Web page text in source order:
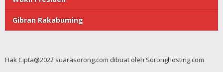
Gibran Rakabuming
Hak Cipta@2022 suarasorong.com dibuat oleh Soronghosting.com